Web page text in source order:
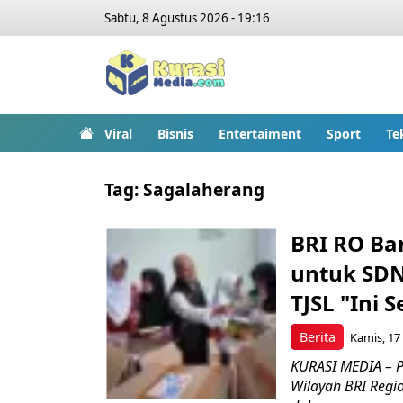
Sabtu, 8 Agustus 2026 - 19:16
Viral Bisnis Entertaiment Sport
Tag:Sagalaherang
Berita
BRI RO
untuk
TJSL "Ini
Kamis,
KURASI MEDIA
Wilayah BRI